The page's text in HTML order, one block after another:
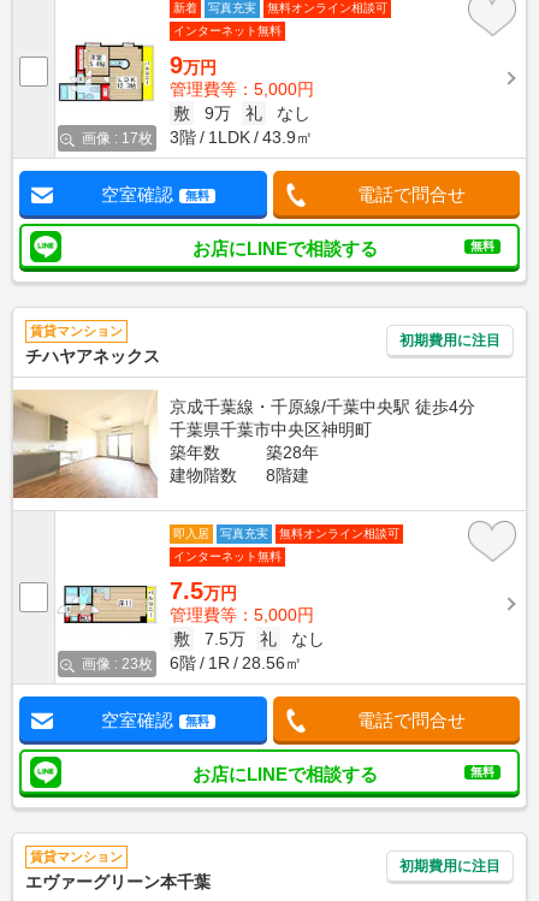
画像 : 17枚
新着 写真充実
無料オンライン相談可
インターネット無料
9万円
管理費等：5,000円
敷
9万 礼
なし
3階
1LDK 43.9㎡
空室確認 無料 電話で問合せ
お店にLINEで相談する 無料
賃貸マンション
チハヤアネックス
初期費用に注目
京成千葉線・千原線/千葉中央駅 徒歩4分
千葉県千葉市中央区神明町
築年数
築28年
建物階数
8階建
画像 : 23枚
即入居 写真充実
無料オンライン相談可
インターネット無料
7.5万円
管理費等：5,000円
敷
7.5万 礼
なし
6階
1R 28.56㎡
空室確認 無料 電話で問合せ
お店にLINEで相談する 無料
賃貸マンション
エヴァーグリーン本千葉
初期費用に注目